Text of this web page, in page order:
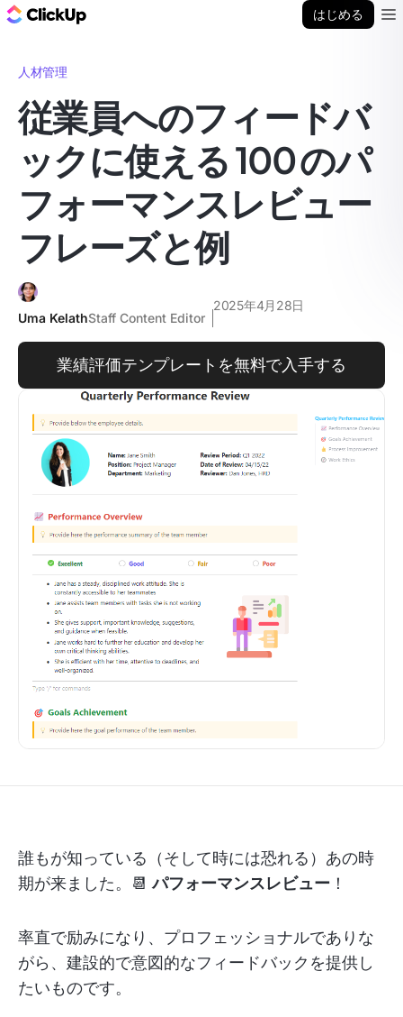
はじめる
人材管理
従業員へのフィードバ
ックに使える 100 のパ
フォーマンスレビュー
フレーズと例
Uma KelathStaff Content Editor
2025年4月28日
業績評価テンプレートを無料で入手する
誰もが知っている（そして時には恐れる）あの時
期が来ました。📆パフォーマンスレビュー ！
率直で励みになり、プロフェッショナルでありな
がら、建設的で意図的なフィードバックを提供し
たいものです。